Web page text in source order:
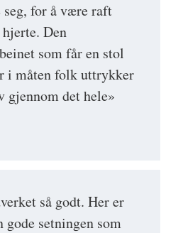
for å være raft
Den
som får en stol
i måten folk uttrykker
gjennom det hele»
så godt. Her er
gode setningen som